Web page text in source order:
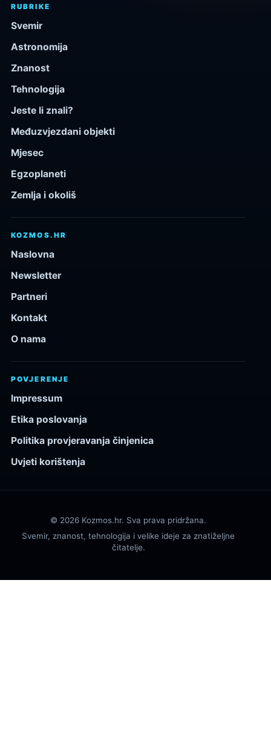
RUBRIKE
Svemir
Astronomija
Znanost
Tehnologija
Jeste li znali?
Međuzvjezdani objekti
Mjesec
Egzoplaneti
Zemlja i okoliš
KOZMOS.HR
Naslovna
Newsletter
Partneri
Kontakt
O nama
POVJERENJE
Impressum
Etika poslovanja
Politika provjeravanja činjenica
Uvjeti korištenja
© 2026 Kozmos.hr. Sva prava pridržana.
Svemir, znanost, tehnologija i velike ideje za znatiželjne
čitatelje.